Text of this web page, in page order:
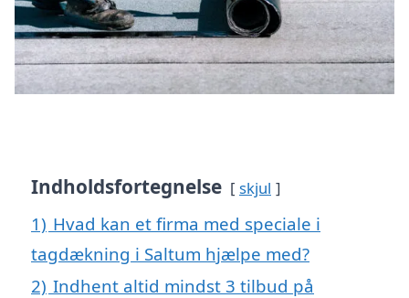
Indholdsfortegnelse skjul
1) Hvad kan et firma med speciale i
tagdækning i Saltum hjælpe med?
2) Indhent altid mindst 3 tilbud på